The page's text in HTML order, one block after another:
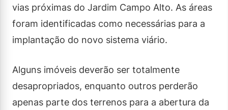
vias próximas do Jardim Campo Alto. As áreas
foram identificadas como necessárias para a
implantação do novo sistema viário.
Alguns imóveis deverão ser totalmente
desapropriados, enquanto outros perderão
apenas parte dos terrenos para a abertura da